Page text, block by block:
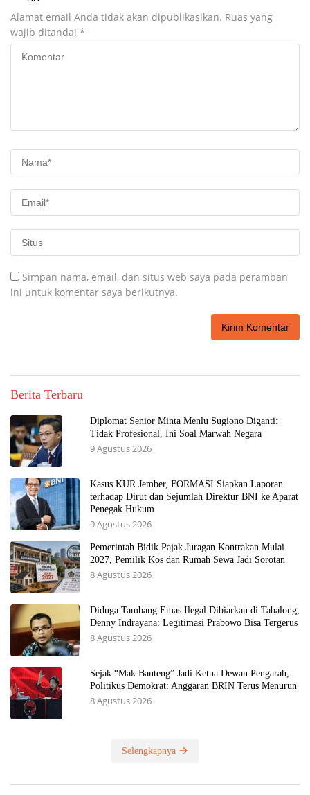
Alamat email Anda tidak akan dipublikasikan. Ruas yang
wajib ditandai *
Simpan nama, email, dan situs web saya pada peramban
ini untuk komentar saya berikutnya.
Berita Terbaru
Diplomat Senior Minta Menlu Sugiono Diganti:
Tidak Profesional, Ini Soal Marwah Negara
9 Agustus 2026
Kasus KUR Jember, FORMASI Siapkan Laporan
terhadap Dirut dan Sejumlah Direktur BNI ke Aparat
Penegak Hukum
9 Agustus 2026
Pemerintah Bidik Pajak Juragan Kontrakan Mulai
2027, Pemilik Kos dan Rumah Sewa Jadi Sorotan
8 Agustus 2026
Diduga Tambang Emas Ilegal Dibiarkan di Tabalong,
Denny Indrayana: Legitimasi Prabowo Bisa Tergerus
8 Agustus 2026
Sejak “Mak Banteng” Jadi Ketua Dewan Pengarah,
Politikus Demokrat: Anggaran BRIN Terus Menurun
8 Agustus 2026
Selengkapnya